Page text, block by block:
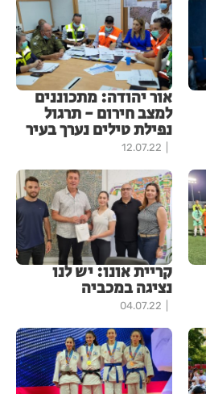
אור יהודה: מתכוננים
למצב חירום - תרגול
נפילת טילים נערך בעיר
12.07.22
קריית אונו: יש לנו
נציגה במכביה
04.07.22